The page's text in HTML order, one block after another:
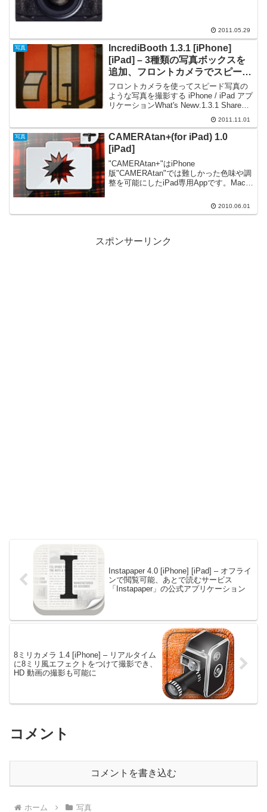
2011.05.29
写真
IncrediBooth 1.3.1 [iPhone]
[iPad] – 3種類の写真ボックスを
追加、フロントカメラでスピード
写真風の写真を撮影できる
フロントカメラを使ってスピード写真の
ような写真を撮影する iPhone / iPad アプ
リケーションWhat's Newv.1.3.1 Share
photo strips on Twitter (requires iOS 5)
2011.11.01
写真
CAMERAtan+(for iPad) 1.0
[iPad]
"CAMERAtan+"はiPhone
版"CAMERAtan"では難しかった色味や調
整を可能にしたiPad専用Appです。Macや
単にトイデジタルカメラ風に加工するこ
とが出来ます。写真をトイデジタルカ
2010.06.01
スポンサーリンク
Instapaper 4.0 [iPhone] [iPad] – オフライ
ンで閲覧可能、あとで読むサービス
「Instapaper」の公式アプリケーション
8ミリカメラ 1.4 [iPhone] – リアルタイム
に8ミリ風エフェクトをつけて撮影でき、
HD 動画の撮影も可能に
コメント
コメントを書き込む
ホーム 写真